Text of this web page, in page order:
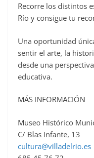
Recorre los distintos
Río y consigue tu
Una oportunidad
sentir el arte, la
desde una
educativa.
MÁS INFORMACIÓN
Museo Histórico
C/ Blas Infante, 13
cultura@villadelrio.es